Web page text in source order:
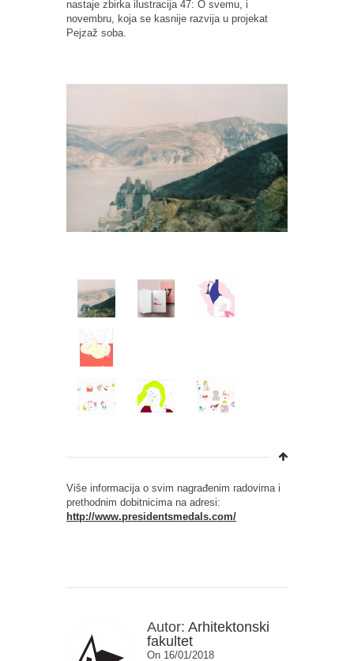
nastaje zbirka ilustracija 47: O svemu, i
novembru, koja se kasnije razvija u projekat
Pejzaž soba.
Više informacija o svim nagrađenim radovima i
prethodnim dobitnicima na adresi:
http://www.presidentsmedals.com/
Autor: Arhitektonski
fakultet
On 16/01/2018